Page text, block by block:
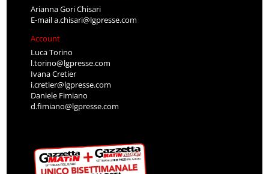
Arianna Gori Chisari
E-maila.chisari@lgpresse.com
Account
Luca Torino
l.torino@lgpresse.com
Ivana Cretier
i.cretier@lgpresse.com
Daniele Fimiano
d.fimiano@lgpresse.com